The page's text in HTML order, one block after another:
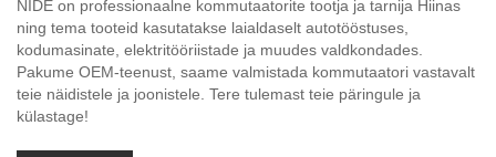
NIDE on professionaalne kommutaatorite tootja ja tarnija Hiinas
ning tema tooteid kasutatakse laialdaselt autotööstuses,
kodumasinate, elektritööriistade ja muudes valdkondades.
Pakume OEM-teenust, saame valmistada kommutaatori vastavalt
teie näidistele ja joonistele. Tere tulemast teie päringule ja
külastage!